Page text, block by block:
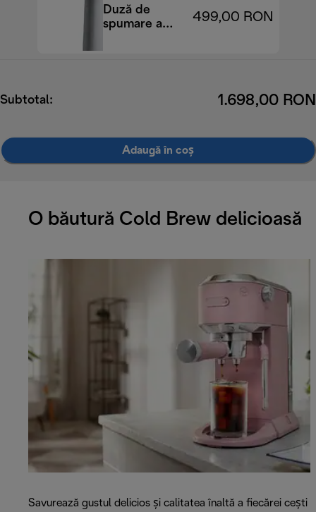
Duză de
spumare a
499,00 RON
Subtotal: 1.698,00 RON
Adaugă în coș
O băutură Cold Brew delicioasă
Savurează gustul delicios și calitatea înaltă a fiecărei cești